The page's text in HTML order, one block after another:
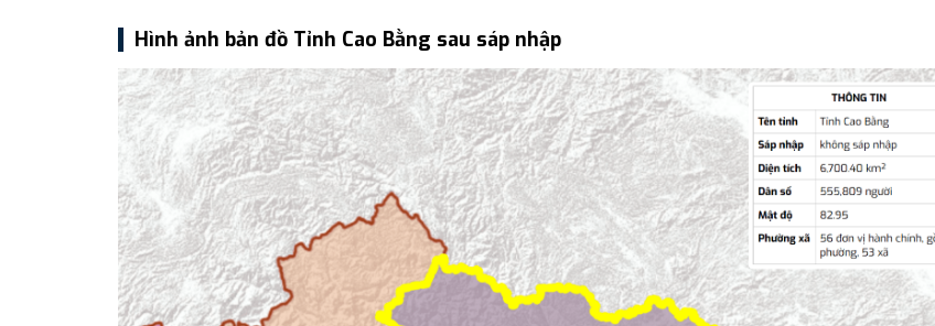
Hình ảnh bản đồ Tỉnh Cao Bằng sau sáp nhập